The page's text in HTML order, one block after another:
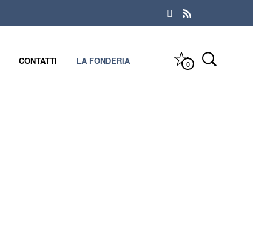
CONTATTI LA FONDERIA 0